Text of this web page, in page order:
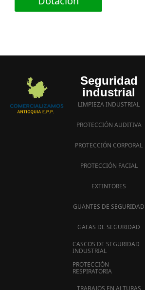
Seguridad
industrial
LIMPIEZA INDUSTRIAL
PROTECCIÓN AUDITIVA
PROTECCIÓN CORPORAL
PROTECCIÓN FACIAL
EXTINTORES
GUANTES DE SEGURIDAD
GAFAS DE SEGURIDAD
CASCOS DE SEGURIDAD
INDUSTRIAL
PROTECCIÓN
RESPIRATORIA
TRABAJOS EN ALTURAS